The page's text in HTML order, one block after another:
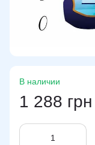
В наличии
1 288 грн